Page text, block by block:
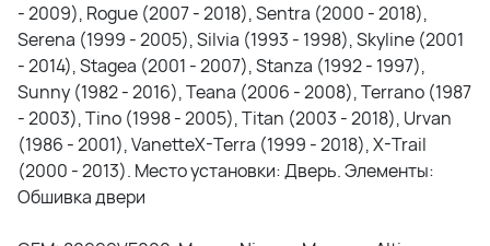
- 2009), Rogue (2007 - 2018), Sentra (2000 - 2018),
Serena (1999 - 2005), Silvia (1993 - 1998), Skyline (2001
- 2014), Stagea (2001 - 2007), Stanza (1992 - 1997),
Sunny (1982 - 2016), Teana (2006 - 2008), Terrano (1987
- 2003), Tino (1998 - 2005), Titan (2003 - 2018), Urvan
(1986 - 2001), VanetteX-Terra (1999 - 2018), X-Trail
(2000 - 2013). Место установки: Дверь. Элементы:
Обшивка двери